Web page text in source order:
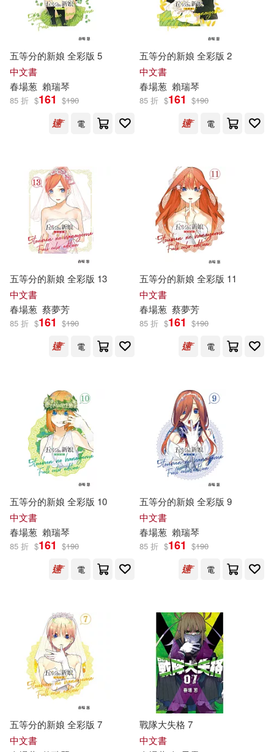
作者/演唱/譯/編/繪(100)
範圍
五等分的新娘 全彩版 5
中文書
春場葱 賴瑞琴
85 折 $161 $190
電
五等分的新娘 全彩版 2
中文書
春場葱 賴瑞琴
85 折 $161 $190
電
五等分的新娘 全彩版 13
中文書
春場葱 蔡夢芳
85 折 $161 $190
電
五等分的新娘 全彩版 11
中文書
春場葱 蔡夢芳
85 折 $161 $190
電
五等分的新娘 全彩版 10
中文書
春場葱 賴瑞琴
85 折 $161 $190
電
五等分的新娘 全彩版 9
中文書
春場葱 賴瑞琴
85 折 $161 $190
電
五等分的新娘 全彩版 7
中文書
戰隊大失格 7
中文書